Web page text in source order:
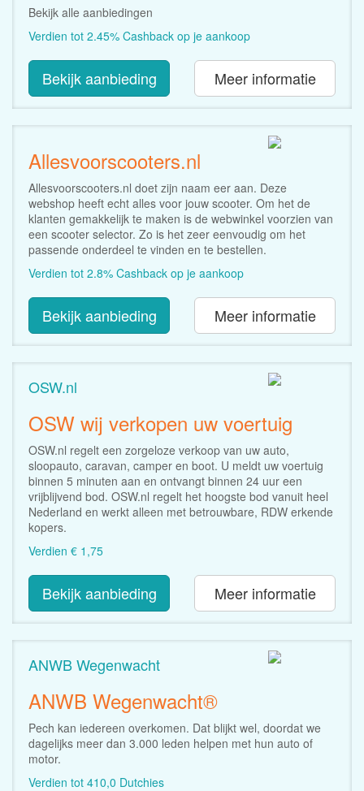
Bekijk alle aanbiedingen
Verdien tot 2.45% Cashback op je aankoop
Bekijk aanbieding Meer informatie
Allesvoorscooters.nl
Allesvoorscooters.nl doet zijn naam eer aan. Deze
webshop heeft echt alles voor jouw scooter. Om het de
klanten gemakkelijk te maken is de webwinkel voorzien van
een scooter selector. Zo is het zeer eenvoudig om het
passende onderdeel te vinden en te bestellen.
Verdien tot 2.8% Cashback op je aankoop
Bekijk aanbieding Meer informatie
OSW.nl
OSW wij verkopen uw voertuig
OSW.nl regelt een zorgeloze verkoop van uw auto,
sloopauto, caravan, camper en boot. U meldt uw voertuig
binnen 5 minuten aan en ontvangt binnen 24 uur een
vrijblijvend bod. OSW.nl regelt het hoogste bod vanuit heel
Nederland en werkt alleen met betrouwbare, RDW erkende
kopers.
Verdien € 1,75
Bekijk aanbieding Meer informatie
ANWB Wegenwacht
ANWB Wegenwacht®
Pech kan iedereen overkomen. Dat blijkt wel, doordat we
dagelijks meer dan 3.000 leden helpen met hun auto of
motor.
Verdien tot 410,0 Dutchies